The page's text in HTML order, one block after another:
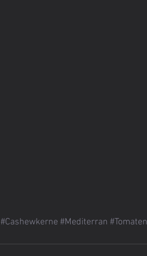
#Cashewkerne #Mediterran #Tomaten